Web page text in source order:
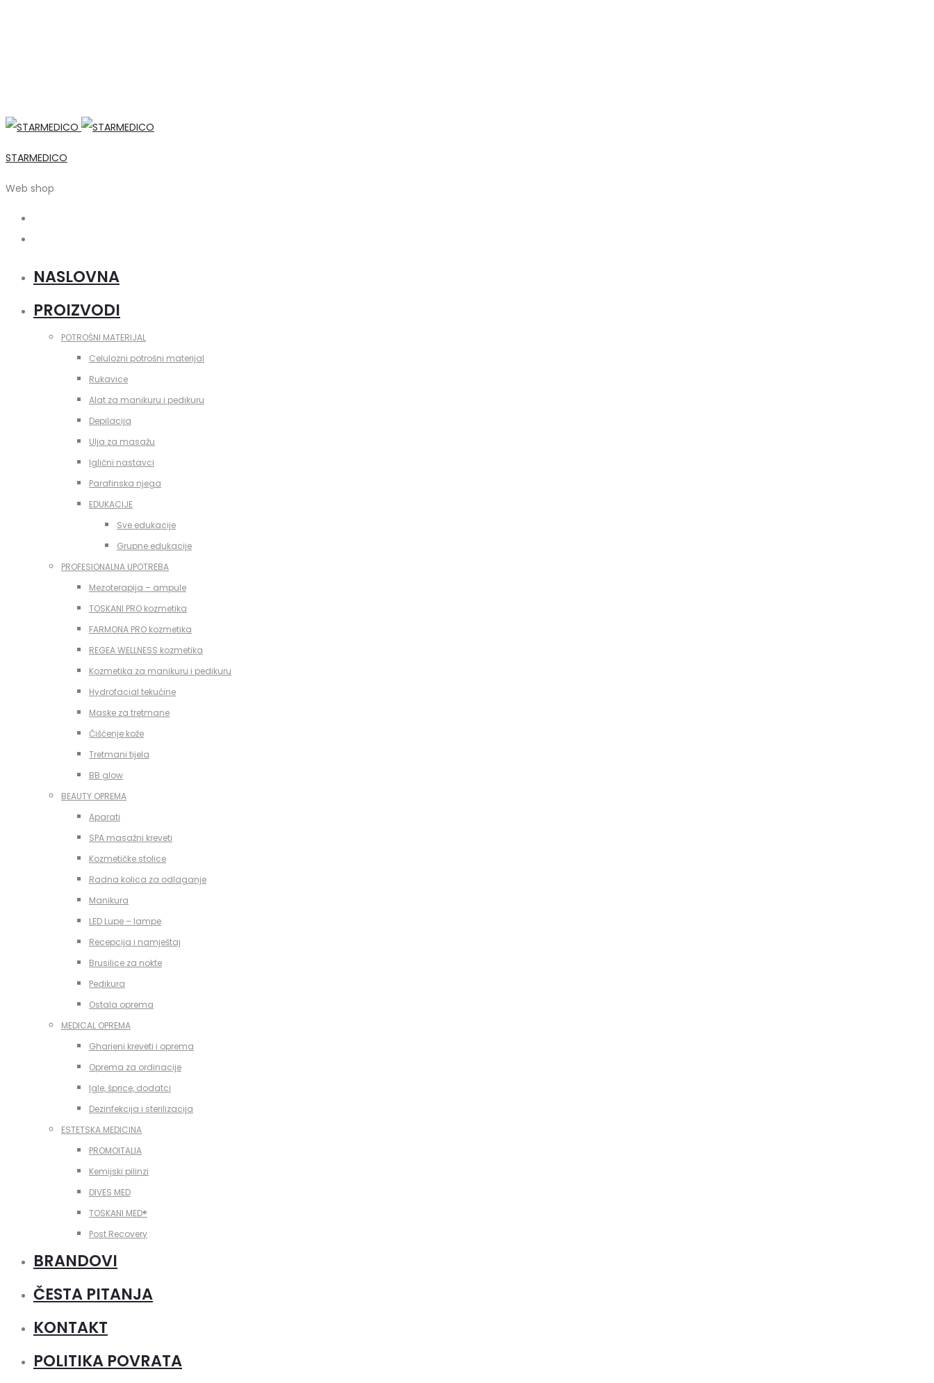
STARMEDICO
Web shop
NASLOVNA
PROIZVODI
POTROŠNI MATERIJAL
Celulozni potrošni materijal
Rukavice
Alat za manikuru i pedikuru
Depilacija
Ulja za masažu
Iglični nastavci
Parafinska njega
EDUKACIJE
Sve edukacije
Grupne edukacije
PROFESIONALNA UPOTREBA
Mezoterapija – ampule
TOSKANI PRO kozmetika
FARMONA PRO kozmetika
REGEA WELLNESS kozmetika
Kozmetika za manikuru i pedikuru
Hydrofacial tekućine
Maske za tretmane
Čišćenje kože
Tretmani tijela
BB glow
BEAUTY OPREMA
Aparati
SPA masažni kreveti
Kozmetičke stolice
Radna kolica za odlaganje
Manikura
LED Lupe – lampe
Recepcija i namještaj
Brusilice za nokte
Pedikura
Ostala oprema
MEDICAL OPREMA
Gharieni kreveti i oprema
Oprema za ordinacije
Igle, šprice, dodatci
Dezinfekcija i sterilizacija
ESTETSKA MEDICINA
PROMOITALIA
Kemijski pilinzi
DIVES MED
TOSKANI MED®️
Post Recovery
BRANDOVI
ČESTA PITANJA
KONTAKT
POLITIKA POVRATA